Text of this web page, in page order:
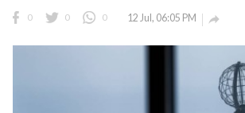
0 0 0 12 Jul, 06:05 PM 